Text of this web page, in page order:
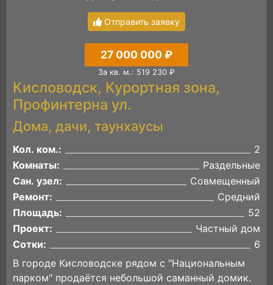
Отправить заявку
27 000 000 ₽
За кв. м.: 519 230 ₽
Кисловодск, Курортная зона,
Профинтерна ул.
Дома, дачи, таунхаусы
Кол. ком.:
2
Комнаты:
Раздельные
Сан. узел:
Совмещенный
Ремонт:
Средний
Площадь:
52
Проект:
Частный дом
Сотки:
6
В городе Кисловодске рядом с "Национальным
парком" продаётся небольшой саманный домик.